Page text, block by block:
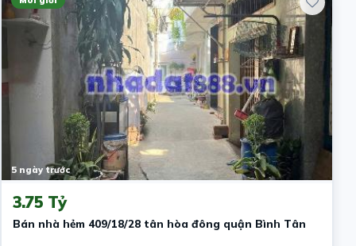
5 ngày trước
3.75 Tỷ
Bán nhà hẻm 409/18/28 tân hòa đông quận Bình Tân